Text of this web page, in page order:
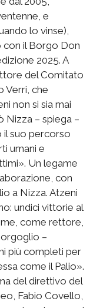
e
lo vinse),
con il Borgo Don
2025. A
del Comitato
Verri, che
non si sia mai
Nizza – spiega –
il suo percorso
umani e
Un legame
con
a Nizza. Atzeni
undici vittorie al
me, come rettore,
–
più completi per
come il Palio».
del direttivo del
Fabio Covello,